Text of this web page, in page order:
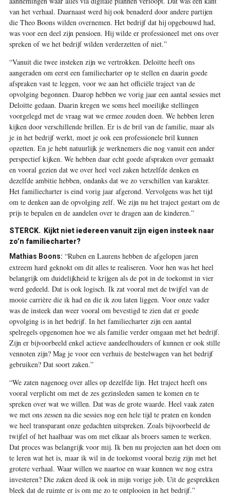
van het verhaal. Daarnaast werd hij ook benaderd door andere partijen
die Theo Boons wilden overnemen. Het bedrijf dat hij opgebouwd had,
was voor een deel zijn pensioen. Hij wilde er professioneel met ons over
spreken of we het bedrijf wilden verderzetten of niet.”
“Vanuit die twee insteken zijn we vertrokken. Deloitte heeft ons
aangeraden om eerst een familiecharter op te stellen en daarin goede
afspraken vast te leggen, voor we aan het officiële traject van de
opvolging begonnen. Daarop hebben we vorig jaar een aantal sessies met
Deloitte gedaan. Daarin kregen we soms heel moeilijke stellingen
voorgelegd met de vraag wat we ermee zouden doen. We hebben leren
kijken door verschillende brillen. Er is de bril van de familie, maar als
je in het bedrijf werkt, moet je ook een professionele bril kunnen
opzetten. En je hebt natuurlijk je werknemers die nog vanuit een ander
perspectief kijken. We hebben daar echt goede afspraken over gemaakt
en vooral gezien dat we over heel veel zaken hetzelfde denken en
dezelfde ambitie hebben, ondanks dat we zo verschillen van karakter.
Het familiecharter is eind vorig jaar afgerond. Vervolgens was het tijd
om te denken aan de opvolging zelf. We zijn nu het traject gestart om de
prijs te bepalen en de aandelen over te dragen aan de kinderen.”
STERCK. Kijkt niet iedereen vanuit zijn eigen insteek naar
zo’n familiecharter?
Mathias Boons: “Ruben en Laurens hebben de afgelopen jaren
extreem hard geknokt om dit alles te realiseren. Voor hen was het heel
belangrijk om duidelijkheid te krijgen als de pot in de toekomst in vier
werd gedeeld. Dat is ook logisch. Ik zat vooral met de twijfel van de
mooie carrière die ik had en die ik zou laten liggen. Voor onze vader
was de insteek dan weer vooral om bevestigd te zien dat er goede
opvolging is in het bedrijf. In het familiecharter zijn een aantal
spelregels opgenomen hoe we als familie verder omgaan met het bedrijf.
Zijn er bijvoorbeeld enkel actieve aandeelhouders of kunnen er ook stille
vennoten zijn? Mag je voor een verhuis de bestelwagen van het bedrijf
gebruiken? Dat soort zaken.”
“We zaten nagenoeg over alles op dezelfde lijn. Het traject heeft ons
vooral verplicht om met de zes gezinsleden samen te komen en te
spreken over wat we willen. Dat was de grote waarde. Heel vaak zaten
we met ons zessen na die sessies nog een hele tijd te praten en konden
we heel transparant onze gedachten uitspreken. Zoals bijvoorbeeld de
twijfel of het haalbaar was om met elkaar als broers samen te werken.
Dat proces was belangrijk voor mij. Ik ben nu projecten aan het doen om
te leren wat het is, maar ik wil in de toekomst vooral bezig zijn met het
grotere verhaal. Waar willen we naartoe en waar kunnen we nog extra
investeren? Die zaken deed ik ook in mijn vorige job. Uit de gesprekken
bleek dat de ruimte er is om me zo te ontplooien in het bedrijf.”